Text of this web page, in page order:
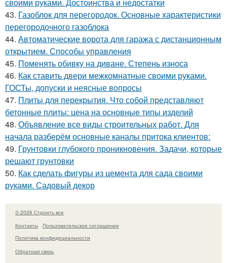
43. Газоблок для перегородок. Основные характеристики
перегородочного газоблока
44. Автоматические ворота для гаража с дистанционным
открытием. Способы управления
45. Поменять обивку на диване. Степень износа
46. Как ставить двери межкомнатные своими руками.
ГОСТы, допуски и неясные вопросы
47. Плиты для перекрытия. Что собой представляют
бетонные плиты: цена на основные типы изделий
48. Объявление все виды строительных работ. Для
начала разберём основные каналы притока клиентов:
49. Грунтовки глубокого проникновения. Задачи, которые
решают грунтовки
50. Как сделать фигуры из цемента для сада своими
руками. Садовый декор
© 2026 Строить все
Контакты
Пользовательское соглашение
Политика конфидециальности
Обратная связь